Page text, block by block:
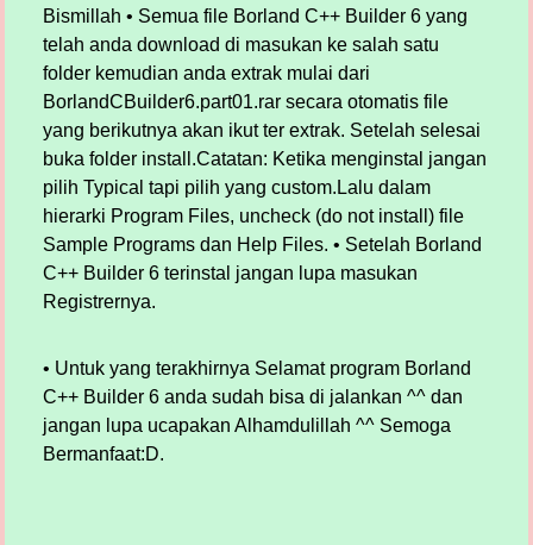
Bismillah • Semua file Borland C++ Builder 6 yang
telah anda download di masukan ke salah satu
folder kemudian anda extrak mulai dari
BorlandCBuilder6.part01.rar secara otomatis file
yang berikutnya akan ikut ter extrak. Setelah selesai
buka folder install.Catatan: Ketika menginstal jangan
pilih Typical tapi pilih yang custom.Lalu dalam
hierarki Program Files, uncheck (do not install) file
Sample Programs dan Help Files. • Setelah Borland
C++ Builder 6 terinstal jangan lupa masukan
Registrernya.
• Untuk yang terakhirnya Selamat program Borland
C++ Builder 6 anda sudah bisa di jalankan ^^ dan
jangan lupa ucapakan Alhamdulillah ^^ Semoga
Bermanfaat:D.